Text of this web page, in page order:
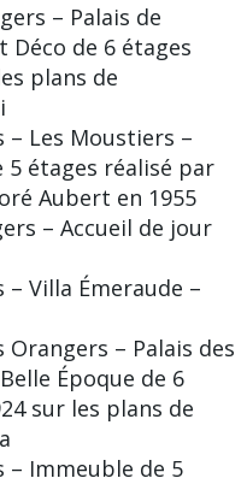
– Palais de
Déco de 6 étages
plans de
– Les Moustiers –
étages réalisé par
Aubert en 1955
– Accueil de jour
– Villa Émeraude –
– Palais des
Époque de 6
sur les plans de
– Immeuble de 5